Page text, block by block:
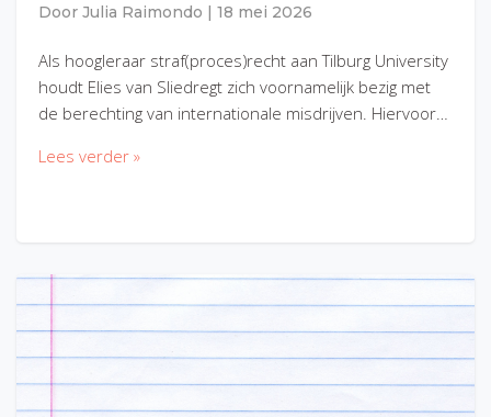
Door Julia Raimondo 18 mei 2026
Als hoogleraar straf(proces)recht aan Tilburg University
houdt Elies van Sliedregt zich voornamelijk bezig met
de berechting van internationale misdrijven. Hiervoor…
Lees verder »